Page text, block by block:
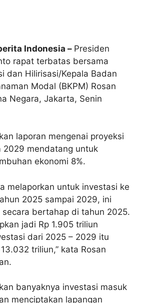
Indonesia – Presiden
rapat terbatas bersama
dan Hilirisasi/Kepala Badan
Modal (BKPM) Rosan
Negara, Jakarta, Senin
laporan mengenai proyeksi
2029 mendatang untuk
ekonomi 8%.
melaporkan untuk investasi ke
2025 sampai 2029, ini
secara bertahap di tahun 2025.
jadi Rp 1.905 triliun
dari 2025 – 2029 itu
triliun,” kata Rosan
banyaknya investasi masuk
menciptakan lapangan